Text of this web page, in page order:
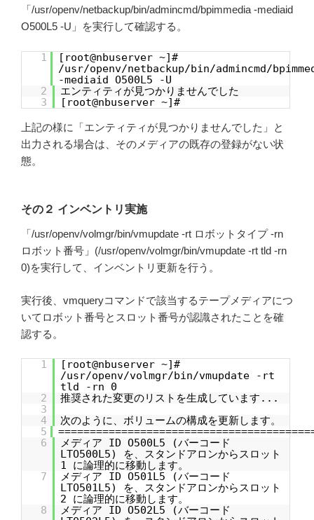
「/usr/openv/netbackup/bin/admincmd/bpimmedia -mediaid
O500L5 -U」を実行して確認する。
1
[root@nbuserver ~]#
/usr/openv/netbackup/bin/admincmd/
-mediaid O500L5 -U
2
エンティティが見つかりませんでした
3
[root@nbuserver ~]#
上記の様に「エンティティが見つかりませんでした」と
出力される場合は、そのメディアの既存の登録がない状
態。
その２ インベントリ実施
「/usr/openv/volmgr/bin/vmupdate -rt ロボットタイプ -rn
ロボット番号」(/usr/openv/volmgr/bin/vmupdate -rt tld -rn
0)を実行して、インベントリ更新を行う。
実行後、vmqueryコマンドで該当するテープメディアにつ
いてロボット番号とスロット番号が認識されたことを確
認する。
1
[root@nbuserver ~]#
/usr/openv/volmgr/bin/vmupdate -rt
tld -rn 0
2
推奨された変更のリストを生成しています...
3
4
次のように、ボリュームの構成を更新します。
5
6
メディア ID O500L5 (バーコード
LTO500L5) を、スタンドアロンからスロット
1 に論理的に移動します。
7
メディア ID O501L5 (バーコード
LTO501L5) を、スタンドアロンからスロット
2 に論理的に移動します。
8
メディア ID O502L5 (バーコード